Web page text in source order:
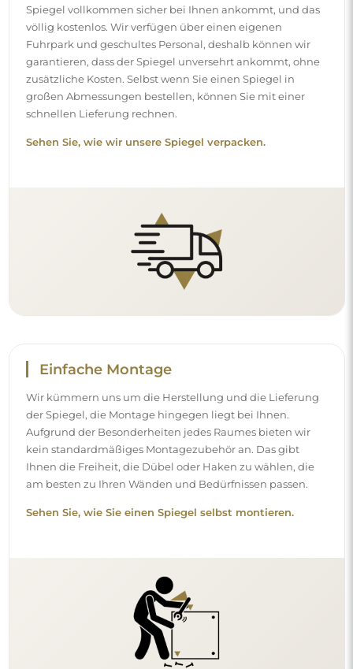
Spiegel vollkommen sicher bei Ihnen ankommt, und das
völlig kostenlos. Wir verfügen über einen eigenen
Fuhrpark und geschultes Personal, deshalb können wir
garantieren, dass der Spiegel unversehrt ankommt, ohne
zusätzliche Kosten. Selbst wenn Sie einen Spiegel in
großen Abmessungen bestellen, können Sie mit einer
schnellen Lieferung rechnen.
Sehen Sie, wie wir unsere Spiegel verpacken.
Einfache Montage
Wir kümmern uns um die Herstellung und die Lieferung
der Spiegel, die Montage hingegen liegt bei Ihnen.
Aufgrund der Besonderheiten jedes Raumes bieten wir
kein standardmäßiges Montagezubehör an. Das gibt
Ihnen die Freiheit, die Dübel oder Haken zu wählen, die
am besten zu Ihren Wänden und Bedürfnissen passen.
Sehen Sie, wie Sie einen Spiegel selbst montieren.